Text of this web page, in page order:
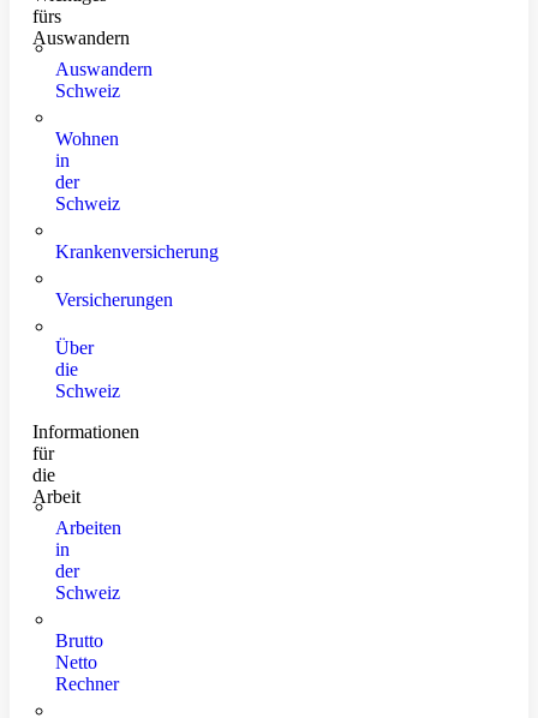
fürs
Auswandern
Auswandern
Schweiz
Wohnen
in
der
Schweiz
Krankenversicherung
Versicherungen
Über
die
Schweiz
Informationen
für
die
Arbeit
Arbeiten
in
der
Schweiz
Brutto
Netto
Rechner